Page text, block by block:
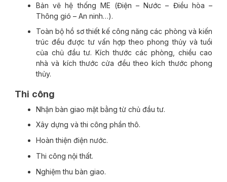
Bản vẽ hệ thống ME (Điện – Nước – Điều hòa –
Thông gió – An ninh…).
Toàn bộ hồ sơ thiết kế công năng các phòng và kiến
trúc đều được tư vấn hợp theo phong thủy và tuổi
của chủ đầu tư. Kích thước các phòng, chiều cao
nhà và kích thước cửa đều theo kích thước phong
thủy.
Thi công
Nhận bàn giao mặt bằng từ chủ đầu tư.
Xây dựng và thi công phần thô.
Hoàn thiện điện nước.
Thi công nội thất.
Nghiệm thu bàn giao.